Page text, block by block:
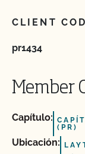
CLIENT
pr1434
Member
Capítulo:
(PR)
Ubicación: